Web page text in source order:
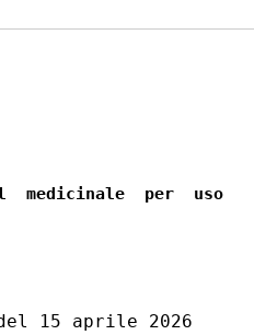
medicinale  per  uso
15 aprile 2026